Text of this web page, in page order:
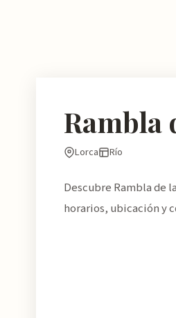
Rambla
Lorca Río
Descubre Rambla de
horarios, ubicación y